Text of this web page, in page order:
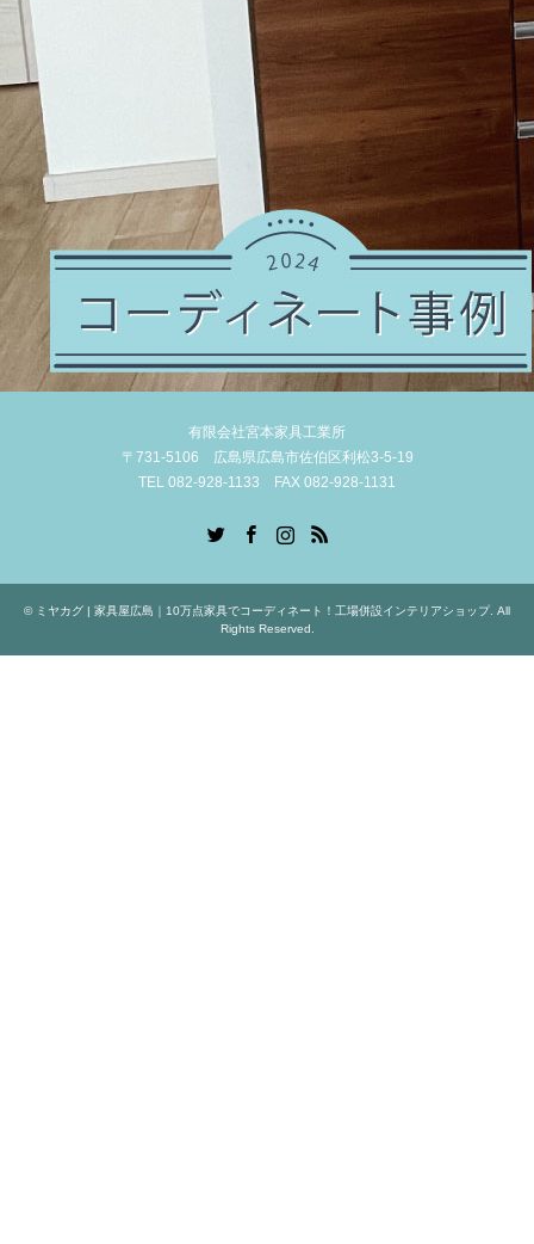
有限会社宮本家具工業所
〒731-5106 広島県広島市佐伯区利松3-5-19
TEL 082-928-1133 FAX 082-928-1131
RSS
© ミヤカグ | 家具屋広島｜10万点家具でコーディネート！工場併設インテリアショップ. All
Rights Reserved.